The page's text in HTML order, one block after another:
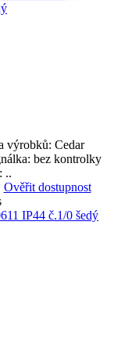
výrobků: Cedar
bez kontrolky
..
Ověřit dostupnost